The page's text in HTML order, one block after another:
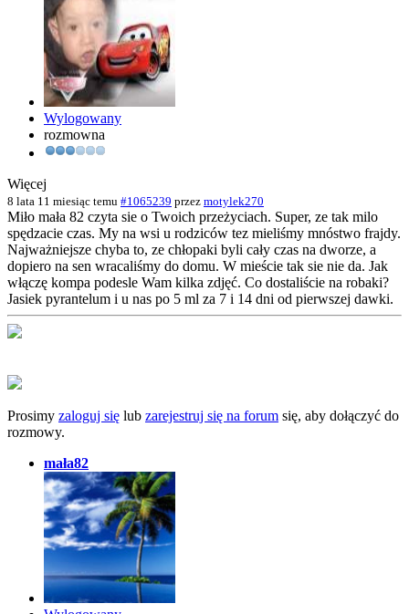
Wylogowany
rozmowna
Więcej
8 lata 11 miesiąc temu #1065239 przez motylek270
Miło mała 82 czyta sie o Twoich przeżyciach. Super, ze tak milo
spędzacie czas. My na wsi u rodziców tez mieliśmy mnóstwo frajdy.
Najważniejsze chyba to, ze chłopaki byli cały czas na dworze, a
dopiero na sen wracaliśmy do domu. W mieście tak sie nie da. Jak
włączę kompa podesle Wam kilka zdjęć. Co dostaliście na robaki?
Jasiek pyrantelum i u nas po 5 ml za 7 i 14 dni od pierwszej dawki.
Prosimy zaloguj się lub zarejestruj się na forum się, aby dołączyć do
rozmowy.
mała82